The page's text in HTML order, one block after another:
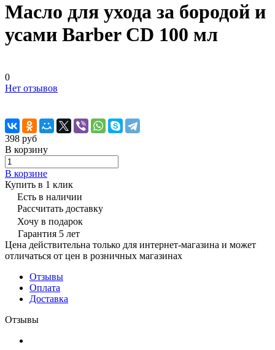
Масло для ухода за бородой и
усами Barber CD 100 мл
0
Нет отзывов
398 руб
В корзину
В корзине
Купить в 1 клик
Есть в наличии
Рассчитать доставку
Хочу в подарок
Гарантия 5 лет
Цена действительна только для интернет-магазина и может
отличаться от цен в розничных магазинах
Отзывы
Оплата
Доставка
Отзывы